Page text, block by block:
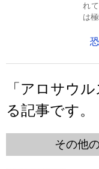
れ
は
「アロサウ
る記事です。
その他